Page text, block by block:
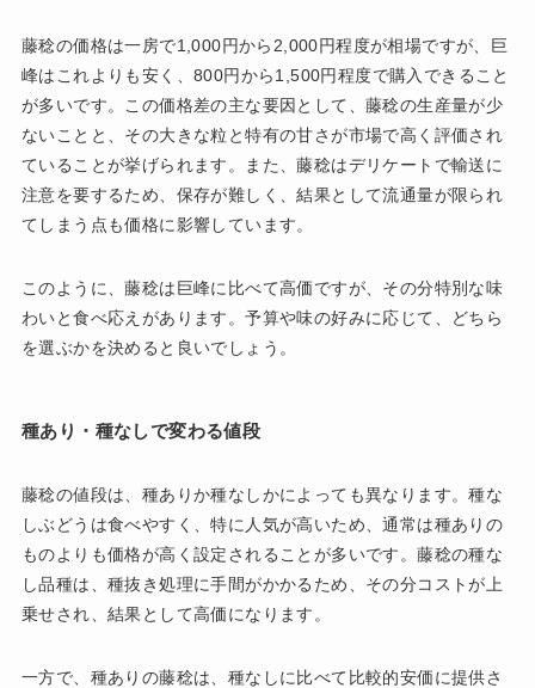
藤稔の価格は一房で1,000円から2,000円程度が相場ですが、巨
峰はこれよりも安く、800円から1,500円程度で購入できること
が多いです。この価格差の主な要因として、藤稔の生産量が少
ないことと、その大きな粒と特有の甘さが市場で高く評価され
ていることが挙げられます。また、藤稔はデリケートで輸送に
注意を要するため、保存が難しく、結果として流通量が限られ
てしまう点も価格に影響しています。
このように、藤稔は巨峰に比べて高価ですが、その分特別な味
わいと食べ応えがあります。予算や味の好みに応じて、どちら
を選ぶかを決めると良いでしょう。
種あり・種なしで変わる値段
藤稔の値段は、種ありか種なしかによっても異なります。種な
しぶどうは食べやすく、特に人気が高いため、通常は種ありの
ものよりも価格が高く設定されることが多いです。藤稔の種な
し品種は、種抜き処理に手間がかかるため、その分コストが上
乗せされ、結果として高価になります。
一方で、種ありの藤稔は、種なしに比べて比較的安価に提供さ